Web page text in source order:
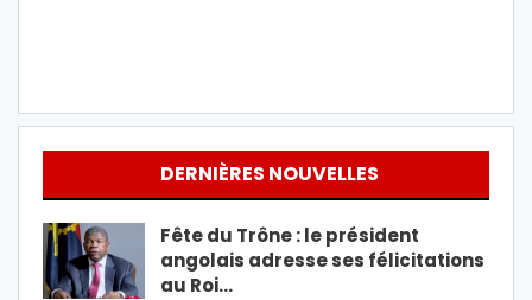
DERNIÈRES NOUVELLES
Fête du Trône : le président
angolais adresse ses félicitations
au Roi…